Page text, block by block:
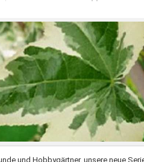
und Hobbygärtner, unsere neue